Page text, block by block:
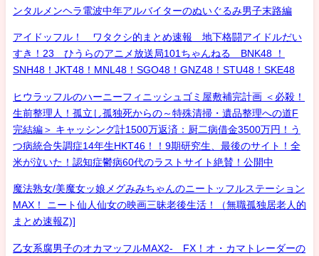
ンタルメンヘラ電波中年アルバイターのぬいぐるみ男子末路編
アイドッフル！ ワタクシ的まとめ速報 地下格闘アイドルだい
すき！23 ひうらのアニメ放送局101ちゃんねる BNK48 ！
SNH48！JKT48！MNL48！SGO48！GNZ48！STU48！SKE48
ヒウラッフルのハーニーフィニッシュゴミ屋敷補完計画 ＜必殺！
生前整理人！孤立し孤独死からの～特殊清掃・遺品整理への道F
完結編＞ キャッシング計1500万返済：厨二病借金3500万円！う
つ病統合失調症14年生HKT46！！9期研究生、最後のサイト！全
米が泣いた！認知症鬱病60代のラストサイト絶賛！公開中
魔法熟女/美魔女ッ娘メグみみちゃんのニートッフルステーション
MAX！ ニート仙人仙女の映画三昧老後生活！（無職孤独居老人的
まとめ速報Z)]
乙女系腐男子のオカマッフルMAX2- FX！オ・カマトレーダーの